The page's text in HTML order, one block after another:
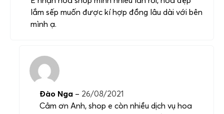
lắm sếp muốn được kí hợp đồng lâu dài với bên
mình ạ.
Đào Nga – 26/08/2021
Cảm ơn Anh, shop e còn nhiều dịch vụ hoa